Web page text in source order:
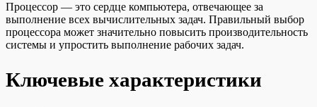
Процессор — это сердце компьютера, отвечающее за
выполнение всех вычислительных задач. Правильный выбор
процессора может значительно повысить производительность
системы и упростить выполнение рабочих задач.
Ключевые характеристики